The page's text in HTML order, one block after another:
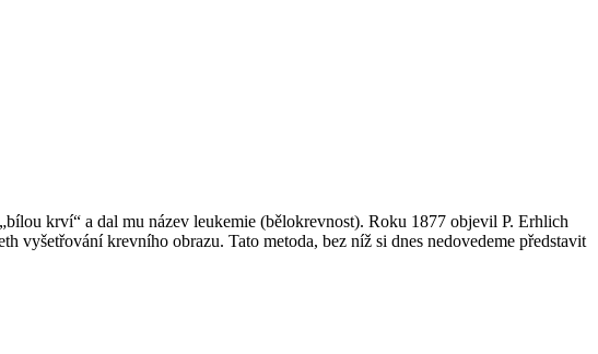
krví“ a dal mu název leukemie (bělokrevnost). Roku 1877 objevil P. Erhlich
krevního obrazu. Tato metoda, bez níž si dnes nedovedeme představit